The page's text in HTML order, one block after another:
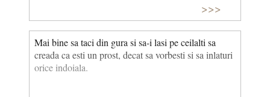
>>>
Mai bine sa taci din gura si sa-i lasi pe ceilalti sa
creada ca esti un prost, decat sa vorbesti si sa inlaturi
orice indoiala.